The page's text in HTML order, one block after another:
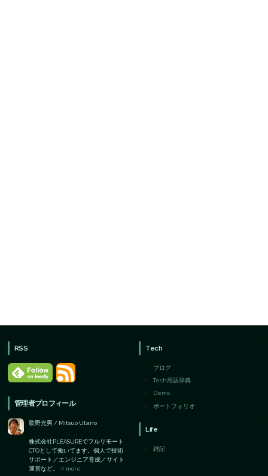
RSS
管理者プロフィール
歌野光男 / Mitsuo Utano
株式会社PLEASUREでフルリモート
CTOとして働いてます。個人で技術
サポート／エンジニア育成／サイト
運営など。 ⇒ more
Tech
ブログ
Tech用語辞典
Demo
ポートフォリオ
Life
雑記